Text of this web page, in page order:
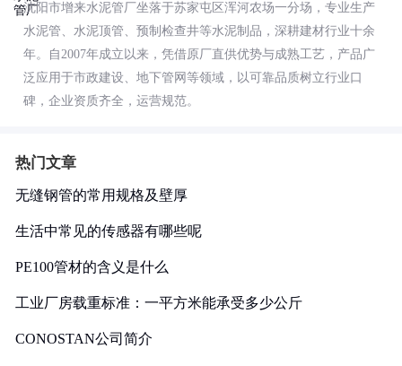
沈阳市增来水泥管厂坐落于苏家屯区浑河农场一分场，专业生产
水泥管、水泥顶管、预制检查井等水泥制品，深耕建材行业十余
年。自2007年成立以来，凭借原厂直供优势与成熟工艺，产品广
泛应用于市政建设、地下管网等领域，以可靠品质树立行业口
碑，企业资质齐全，运营规范。
热门文章
无缝钢管的常用规格及壁厚
生活中常见的传感器有哪些呢
PE100管材的含义是什么
工业厂房载重标准：一平方米能承受多少公斤
CONOSTAN公司简介